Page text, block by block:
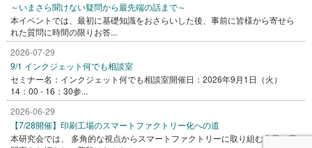
～いまさら聞けない疑問から最先端の話まで～
本イベントでは、最初に基礎知識をおさらいした後、事前に皆様から寄せら
れた質問に時間の限りお答...
2026-07-29
9/1 インクジェット何でも相談室
セミナー名：インクジェット何でも相談室開催日：2026年9月1日（火）
14：00 - 16：30参...
2026-06-29
【7/28開催】印刷工場のスマートファクトリー化への道
本研究会では、 多角的な視点からスマートファクトリーに取り組む企業、専